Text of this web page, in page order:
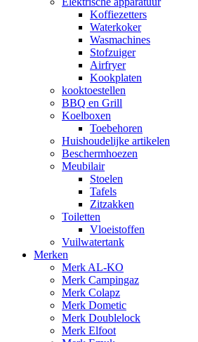
Koffiezetters
Waterkoker
Wasmachines
Stofzuiger
Airfryer
Kookplaten
kooktoestellen
BBQ en Grill
Koelboxen
Toebehoren
Huishoudelijke artikelen
Beschermhoezen
Meubilair
Stoelen
Tafels
Zitzakken
Toiletten
Vloeistoffen
Vuilwatertank
Merken
Merk AL-KO
Merk Campingaz
Merk Colapz
Merk Dometic
Merk Doublelock
Merk Elfoot